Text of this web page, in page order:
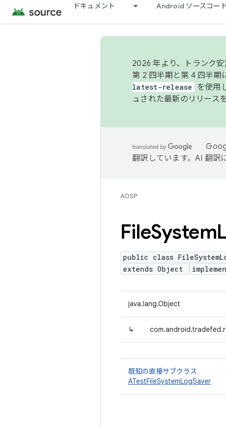
ドキュメント Android ソースコー
2026 年より、トランク
第 2 四半期と第 4 四半期
latest-release
を使用
ュされた最新のリリース
翻訳しています。AI 翻訳
AOSP
FileSystem
public class
extends Object
java.lang.Object
↳
既知の直接サブクラス
ATestFileSystemLogSaver